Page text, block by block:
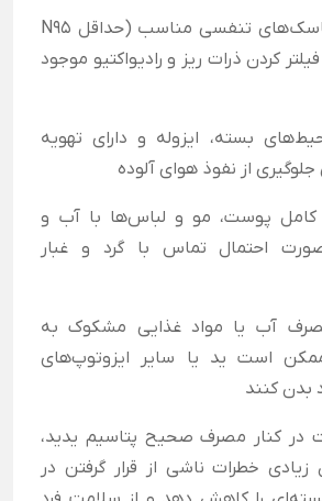
استفاده از ماسک‌های تنفسی مناسب (حداقل N95
فیلتر کردن ذرات ریز و رادیواکتیو موجود
بسته، ایزوله و دارای تهویه
جلوگیری از نفوذ هوای آلوده
پوست، مو و لباس‌ها با آب و
احتمال تماس با گرد و غبار
آب یا مواد غذایی مشکوک به
است ید یا سایر ایزوتوپ‌های
بدن کنند
در کنار مصرف صحیح پتاسیم یدید،
زیادی خطرات ناشی از قرار گرفتن در